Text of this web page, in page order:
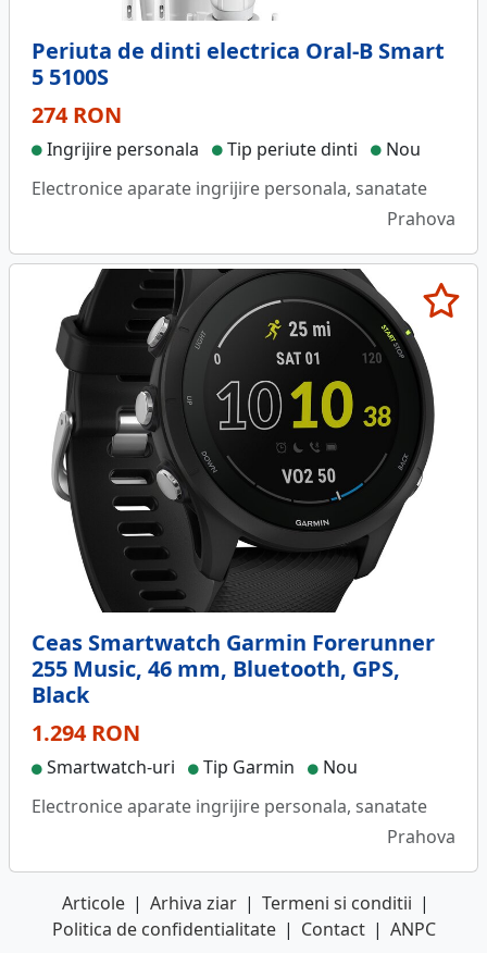
Periuta de dinti electrica Oral-B Smart
5 5100S
274 RON
Ingrijire personala Tip periute dinti
Nou
Electronice aparate ingrijire personala, sanatate
Prahova
Ceas Smartwatch Garmin Forerunner
255 Music, 46 mm, Bluetooth, GPS,
Black
1.294 RON
Smartwatch-uri Tip Garmin
Nou
Electronice aparate ingrijire personala, sanatate
Prahova
Articole | Arhiva ziar | Termeni si conditii |
Politica de confidentialitate | Contact | ANPC